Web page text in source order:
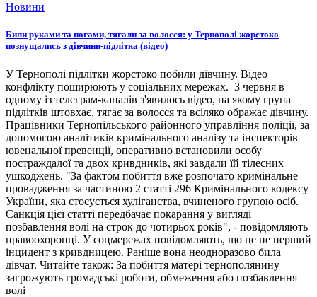
Новини
Били руками та ногами, тягали за волосся: у Тернополі жорстоко
познущались з дівчини-підлітка (відео)
У Тернополі підлітки жорстоко побили дівчину. Відео
конфлікту поширюють у соціальних мережах. 3 червня в
одному із телеграм-каналів з'явилось відео, на якому група
підлітків штовхає, тягає за волосся та всіляко ображає дівчину.
Працівники Тернопільського районного управління поліції, за
допомогою аналітиків кримінального аналізу та інспекторів
ювенальної превенції, оперативно встановили особу
постраждалої та двох кривдників, які завдали їй тілесних
ушкоджень. "За фактом побиття вже розпочато кримінальне
провадження за частиною 2 статті 296 Кримінального кодексу
України, яка стосується хуліганства, вчиненого групою осіб.
Санкція цієї статті передбачає покарання у вигляді
позбавлення волі на строк до чотирьох років", - повідомляють
правоохоронці. У соцмережах повідомляють, що це не перший
інцидент з кривдницею. Раніше вона неодноразово била
дівчат. Читайте також: За побиття матері тернополянину
загрожують громадські роботи, обмеження або позбавлення
волі